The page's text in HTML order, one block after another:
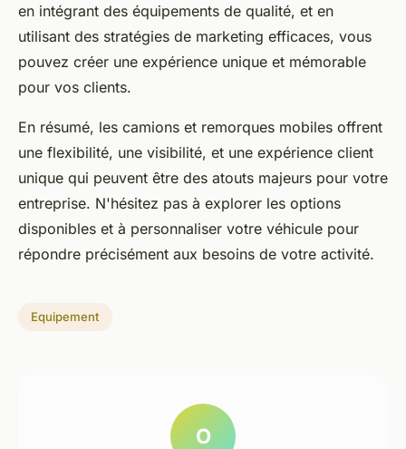
en intégrant des équipements de qualité, et en
utilisant des stratégies de marketing efficaces, vous
pouvez créer une expérience unique et mémorable
pour vos clients.
En résumé, les camions et remorques mobiles offrent
une flexibilité, une visibilité, et une expérience client
unique qui peuvent être des atouts majeurs pour votre
entreprise. N'hésitez pas à explorer les options
disponibles et à personnaliser votre véhicule pour
répondre précisément aux besoins de votre activité.
Equipement
O